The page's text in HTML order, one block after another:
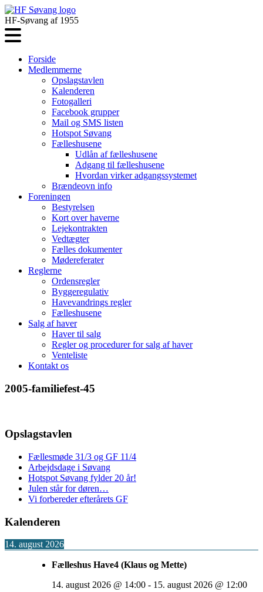
HF-Søvang af 1955
Forside
Medlemmerne
Opslagstavlen
Kalenderen
Fotogalleri
Facebook grupper
Mail og SMS listen
Hotspot Søvang
Fælleshusene
Udlån af fælleshusene
Adgang til fælleshusene
Hvordan virker adgangssystemet
Brændeovn info
Foreningen
Bestyrelsen
Kort over haverne
Lejekontrakten
Vedtægter
Fælles dokumenter
Mødereferater
Reglerne
Ordensregler
Byggeregulativ
Havevandrings regler
Fælleshusene
Salg af haver
Haver til salg
Regler og procedurer for salg af haver
Venteliste
Kontakt os
2005-familiefest-45
Opslagstavlen
Fællesmøde 31/3 og GF 11/4
Arbejdsdage i Søvang
Hotspot Søvang fylder 20 år!
Julen står for døren…
Vi forbereder efterårets GF
Kalenderen
14. august 2026
Fælleshus Have4 (Klaus og Mette)
14. august 2026 @ 14:00 - 15. august 2026 @ 12:00